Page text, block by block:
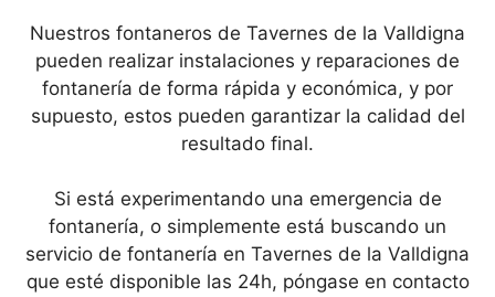
Nuestros fontaneros de Tavernes de la Valldigna
pueden realizar instalaciones y reparaciones de
fontanería de forma rápida y económica, y por
supuesto, estos pueden garantizar la calidad del
resultado final.
Si está experimentando una emergencia de
fontanería, o simplemente está buscando un
servicio de fontanería en Tavernes de la Valldigna
que esté disponible las 24h, póngase en contacto